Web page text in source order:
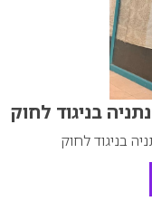
בניגוד לחוק
בניגוד לחוק